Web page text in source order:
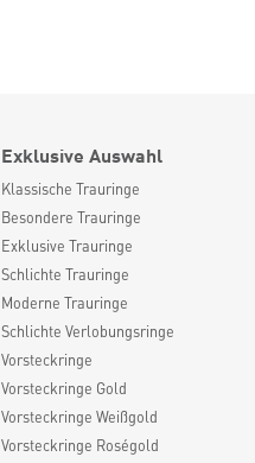
Exklusive Auswahl
Klassische Trauringe
Besondere Trauringe
Exklusive Trauringe
Schlichte Trauringe
Moderne Trauringe
Schlichte Verlobungsringe
Vorsteckringe
Vorsteckringe Gold
Vorsteckringe Weißgold
Vorsteckringe Roségold